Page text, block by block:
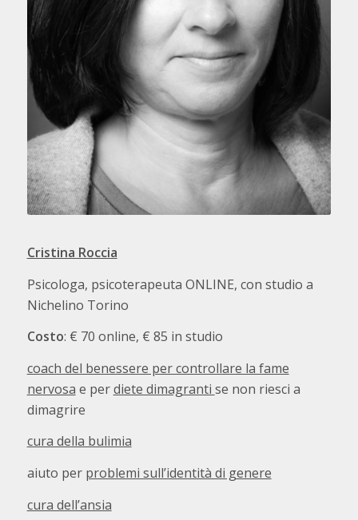
Cristina Roccia
Psicologa, psicoterapeuta ONLINE, con studio a
Nichelino Torino
Costo: € 70 online, € 85 in studio
coach del benessere per controllare la fame
nervosa e perdiete dimagranti se non riesci a
dimagrire
cura della bulimia
aiuto per problemi sull’identità di genere
cura dell’ansia